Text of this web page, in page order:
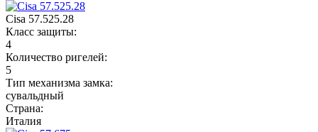
Cisa 57.525.28
Класс защиты:
4
Количество ригелей:
5
Тип механизма замка:
сувальдный
Страна:
Италия